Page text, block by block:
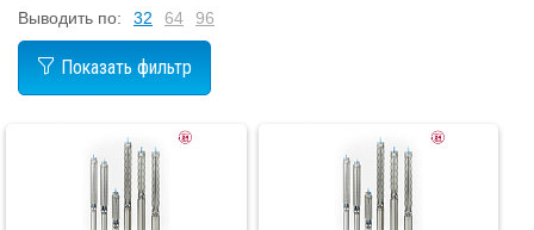
Выводить по:
32 64 96
Показать фильтр